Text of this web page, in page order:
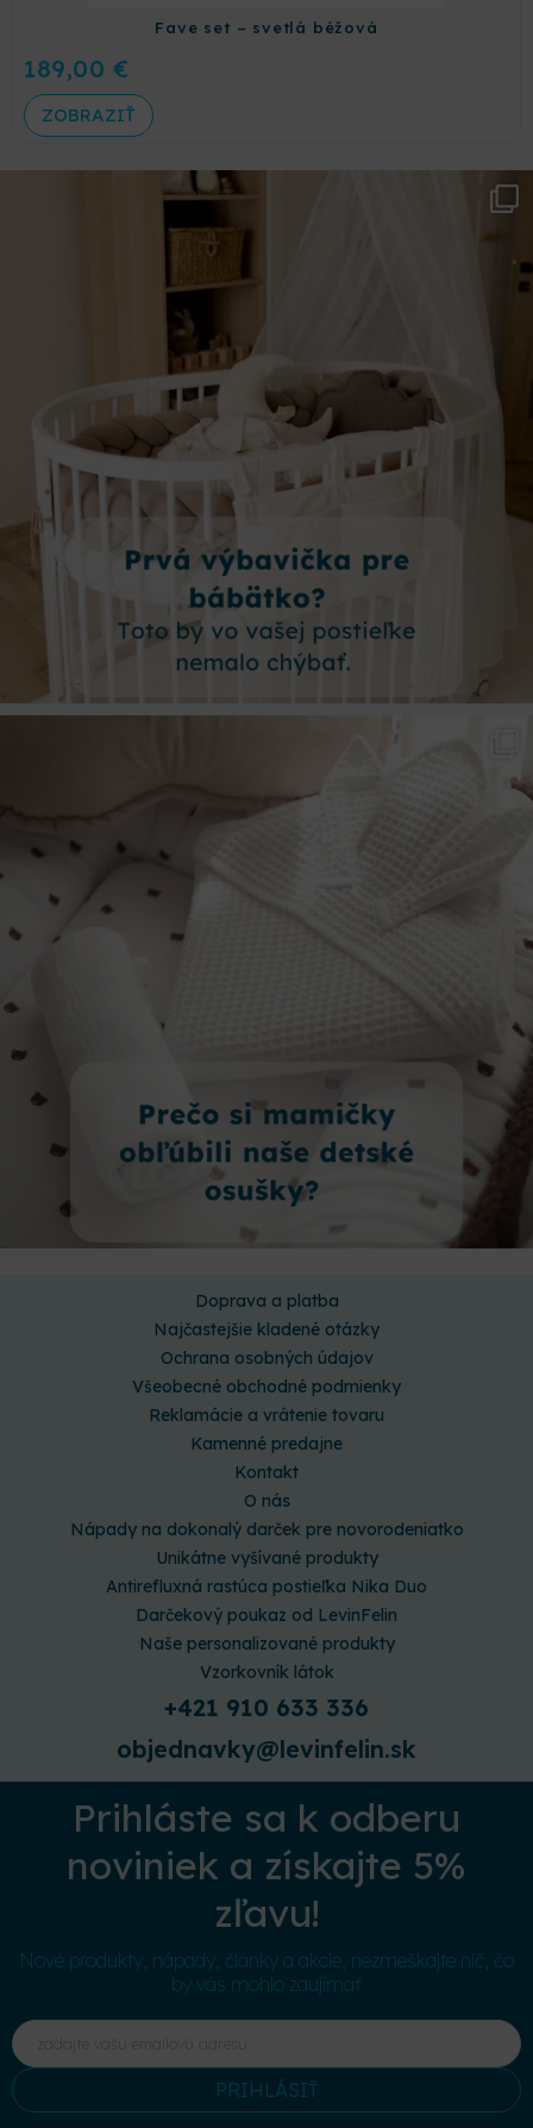
Fave set – svetlá béžová
189,00€
ZOBRAZIŤ
Doprava a platba
Najčastejšie kladené otázky
Ochrana osobných údajov
Všeobecné obchodné podmienky
Reklamácie a vrátenie tovaru
Kamenné predajne
Kontakt
O nás
Nápady na dokonalý darček pre novorodeniatko
Unikátne vyšívané produkty
Antirefluxná rastúca postieľka Nika Duo
Darčekový poukaz od LevinFelin
Naše personalizované produkty
Vzorkovník látok
+421 910 633 336
objednavky@levinfelin.sk
Prihláste sa k odberu
noviniek a získajte 5%
zľavu!
Nové produkty, nápady, články a akcie, nezmeškajte nič, čo
by vás mohlo zaujímať
PRIHLÁSIŤ